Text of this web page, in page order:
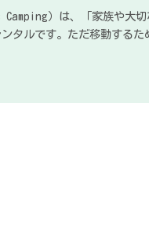
）は、「家族や大
タルです。ただ移動する